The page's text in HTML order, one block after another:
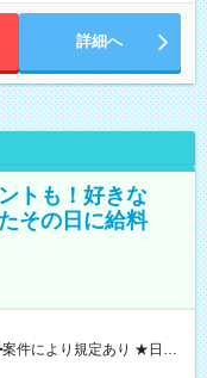
詳細へ
トも！好きな
その日に給料
現金GET♪ お仕事後はコ